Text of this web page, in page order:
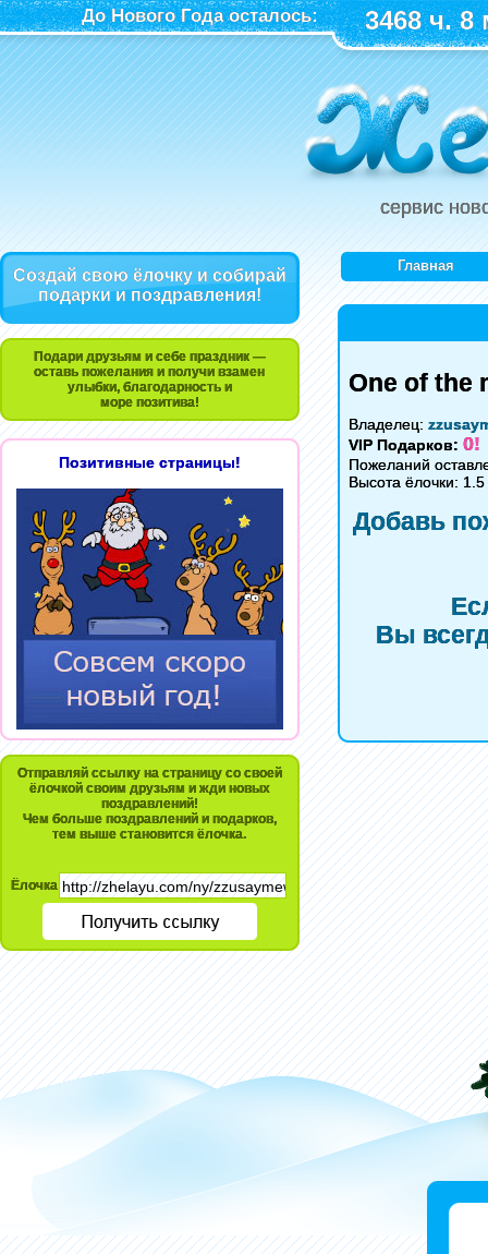
До Нового Года осталось: 3468 ч. 8
сервис
Создай свою ёлочку и собирай
подарки и поздравления!
Подари друзьям и себе праздник —
оставь пожелания и получи взамен
улыбки, благодарность и
море позитива!
Позитивные страницы!
Отправляй ссылку на страницу со своей
ёлочкой своим друзьям и жди новых
поздравлений!
Чем больше поздравлений и подарков,
тем выше становится ёлочка.
Ёлочка
Главная
One of the
Владелец:
VIP Подарков: 0!
Пожеланий
Высота ёлочки:
Добавь
Вы